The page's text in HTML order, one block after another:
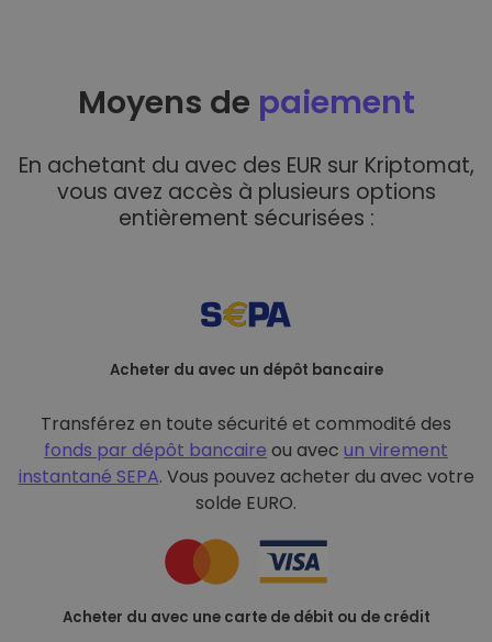
Moyens de paiement
En achetant du avec des EUR sur Kriptomat,
vous avez accès à plusieurs options
entièrement sécurisées :
Acheter du avec un dépôt bancaire
Transférez en toute sécurité et commodité des
fonds par dépôt bancaire ou avec un virement
instantané SEPA. Vous pouvez acheter du avec votre
solde EURO.
Acheter du avec une carte de débit ou de crédit